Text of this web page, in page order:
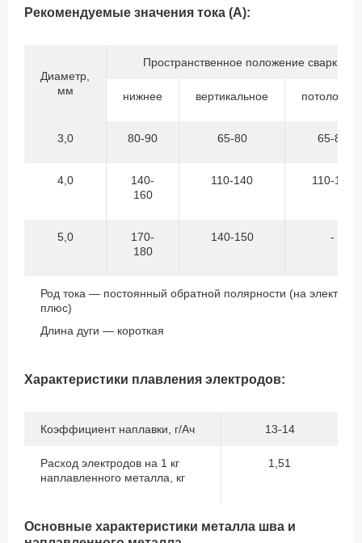
Рекомендуемые значения тока (А):
Диаметр,
мм
Пространственное положение сварки
нижнее вертикальное
3,0 80-90 65-80 65-80
4,0
140-
160
110-140 110-140
5,0
170-
180
140-150 -
Род тока — постоянный обратной полярности (на
плюс)
Длина дуги — короткая
Характеристики плавления электродов:
Коэффициент наплавки, г/Ач 13-14
Расход электродов на 1 кг
наплавленного металла, кг
1,51
Основные характеристики металла шва и